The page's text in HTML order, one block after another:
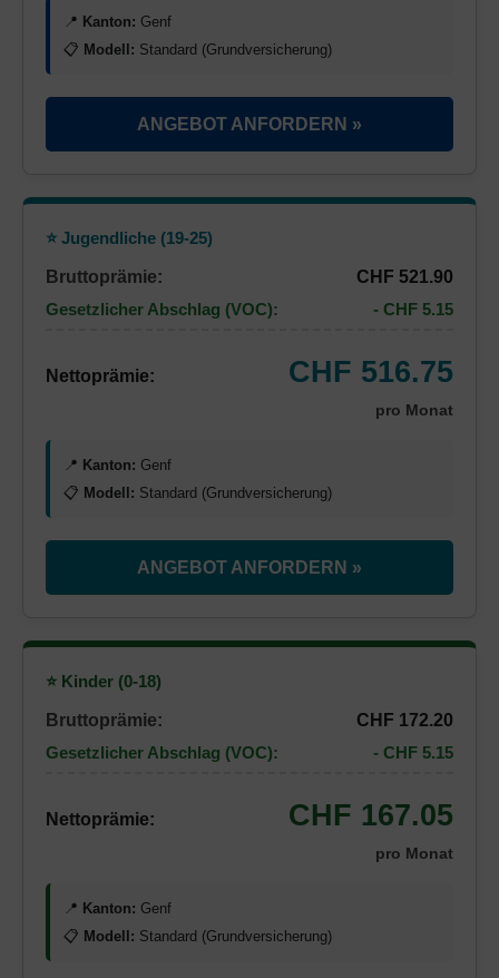
📍 Kanton: Genf
📋 Modell: Standard (Grundversicherung)
ANGEBOT ANFORDERN »
⭐ Jugendliche (19-25)
Bruttoprämie:
CHF 521.90
Gesetzlicher Abschlag (VOC):
- CHF 5.15
Nettoprämie: CHF 516.75
pro Monat
📍 Kanton: Genf
📋 Modell: Standard (Grundversicherung)
ANGEBOT ANFORDERN »
⭐ Kinder (0-18)
Bruttoprämie:
CHF 172.20
Gesetzlicher Abschlag (VOC):
- CHF 5.15
Nettoprämie: CHF 167.05
pro Monat
📍 Kanton: Genf
📋 Modell: Standard (Grundversicherung)